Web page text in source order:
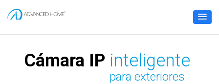
Cámara IP inteligente
para exteriores